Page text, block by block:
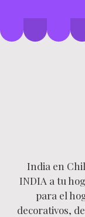
India en
INDIA a tu
para el
decorativos,